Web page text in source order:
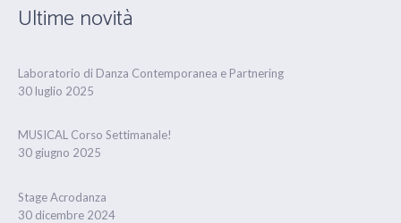
Ultime novità
Laboratorio di Danza Contemporanea e Partnering
30 luglio 2025
MUSICAL Corso Settimanale!
30 giugno 2025
Stage Acrodanza
30 dicembre 2024